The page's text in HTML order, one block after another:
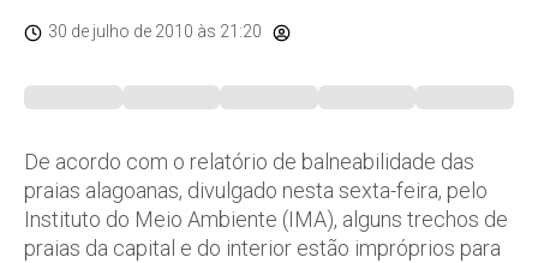
30 de julho de 2010 às 21:20
De acordo com o relatório de balneabilidade das
praias alagoanas, divulgado nesta sexta-feira, pelo
Instituto do Meio Ambiente (IMA), alguns trechos de
praias da capital e do interior estão impróprios para